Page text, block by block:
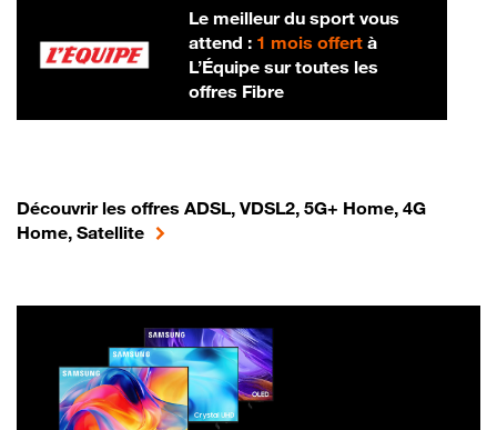
Le meilleur du sport vous
attend : 1 mois offertà
L’Équipe sur toutes les
offres Fibre
Découvrir les offres ADSL, VDSL2, 5G+ Home, 4G
Home, Satellite